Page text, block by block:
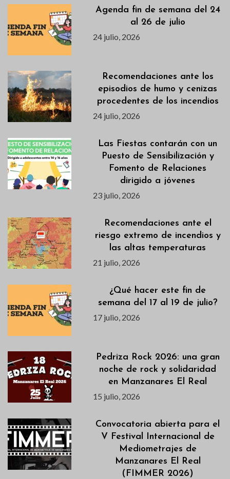
Agenda fin de semana del 24
al 26 de julio
24 julio, 2026
Recomendaciones ante los
episodios de humo y cenizas
procedentes de los incendios
24 julio, 2026
Las Fiestas contarán con un
Puesto de Sensibilización y
Fomento de Relaciones
dirigido a jóvenes
23 julio, 2026
Recomendaciones ante el
riesgo extremo de incendios y
las altas temperaturas
21 julio, 2026
¿Qué hacer este fin de
semana del 17 al 19 de julio?
17 julio, 2026
Pedriza Rock 2026: una gran
noche de rock y solidaridad
en Manzanares El Real
15 julio, 2026
Convocatoria abierta para el
V Festival Internacional de
Mediometrajes de
Manzanares El Real
(FIMMER 2026)